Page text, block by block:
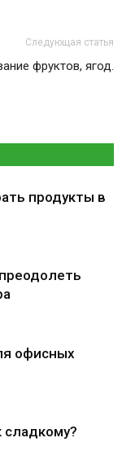
Следующая статья
фруктов, ягод.
продукты в
офисных
сладкому?